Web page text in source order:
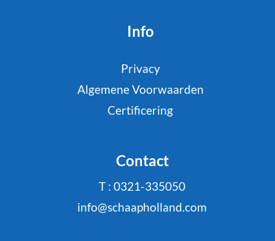
Info
Privacy
Algemene Voorwaarden
Certificering
Contact
T : 0321-335050
info@schaapholland.com